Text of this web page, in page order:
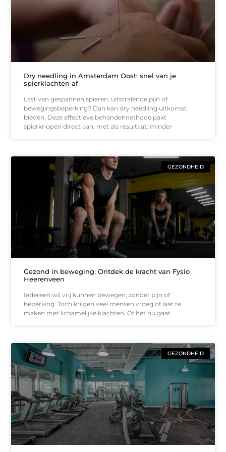
Dry needling in Amsterdam Oost: snel van je
spierklachten af
Last van gespannen spieren, uitstralende pijn of
bewegingsbeperking? Dan kan dry needling uitkomst
bieden. Deze effectieve behandelmethode pakt
spierknopen direct aan, met als resultaat: minder
GEZONDHEID
Gezond in beweging: Ontdek de kracht van Fysio
Heerenveen
Iedereen wil vrij kunnen bewegen, zonder pijn of
beperking. Toch krijgen veel mensen vroeg of laat te
maken met lichamelijke klachten. Of het nu gaat
GEZONDHEID